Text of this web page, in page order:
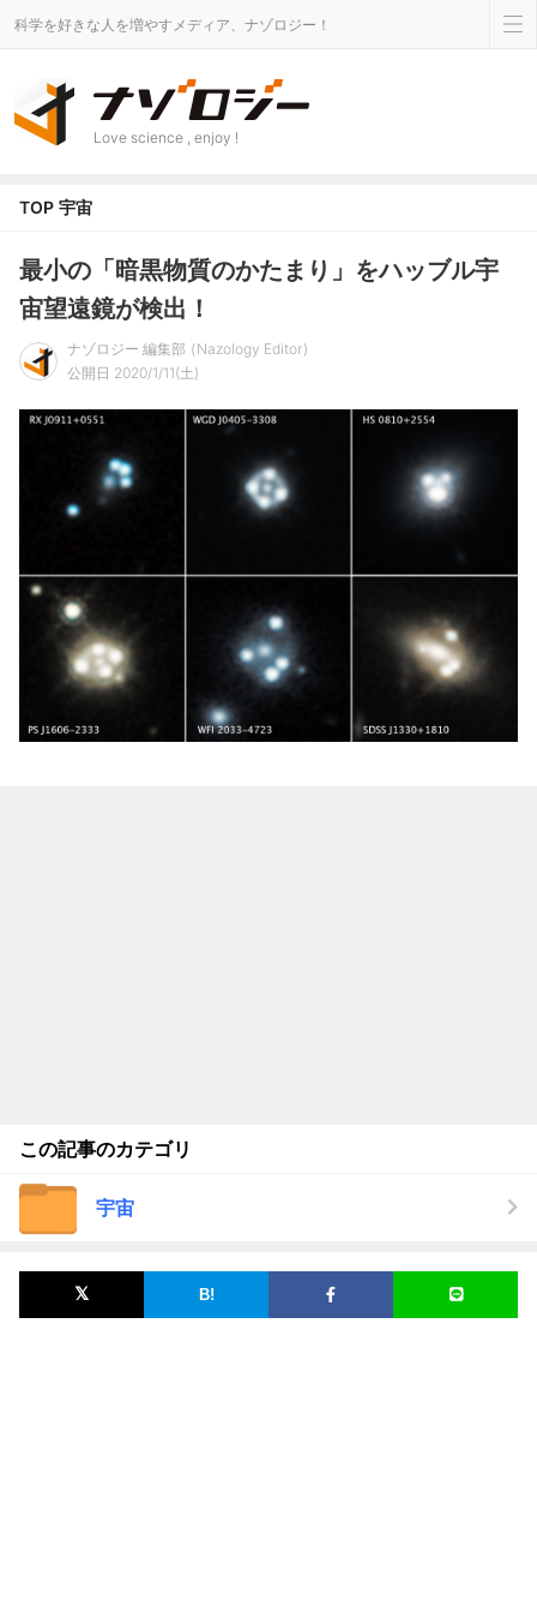
科学を好きな人を増やすメディア、ナゾロジー！
Love science , enjoy !
TOP 宇宙
最小の「暗黒物質のかたまり」をハッブル宇
宙望遠鏡が検出！
ナゾロジー 編集部
Nazology Editor
公開日 2020/1/11(土)
この記事のカテゴリ
宇宙